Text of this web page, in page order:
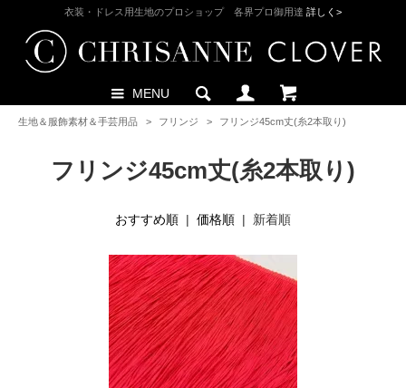
衣装・ドレス用生地のプロショップ 各界プロ御用達 詳しく>
MENU
生地＆服飾素材＆手芸用品 > フリンジ > フリンジ45cm丈(糸2本取り)
フリンジ45cm丈(糸2本取り)
おすすめ順 | 価格順 | 新着順